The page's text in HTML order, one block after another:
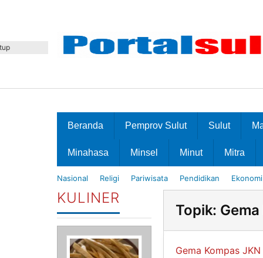
Beranda Pemprov Sulut Sulut
Minahasa Minsel Minut Mitra
Nasional Religi Pariwisata Pendidikan
KULINER
Topik:
Gema Kompas JKN